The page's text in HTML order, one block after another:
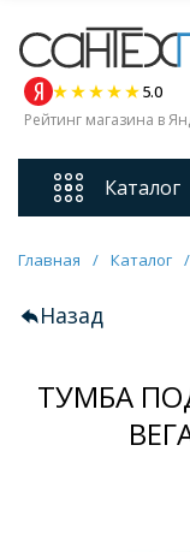
5.0
Рейтинг магазина в
Каталог
Смесители
Унитазы
Мебель
Главная / Каталог /
Назад
ТУМБА